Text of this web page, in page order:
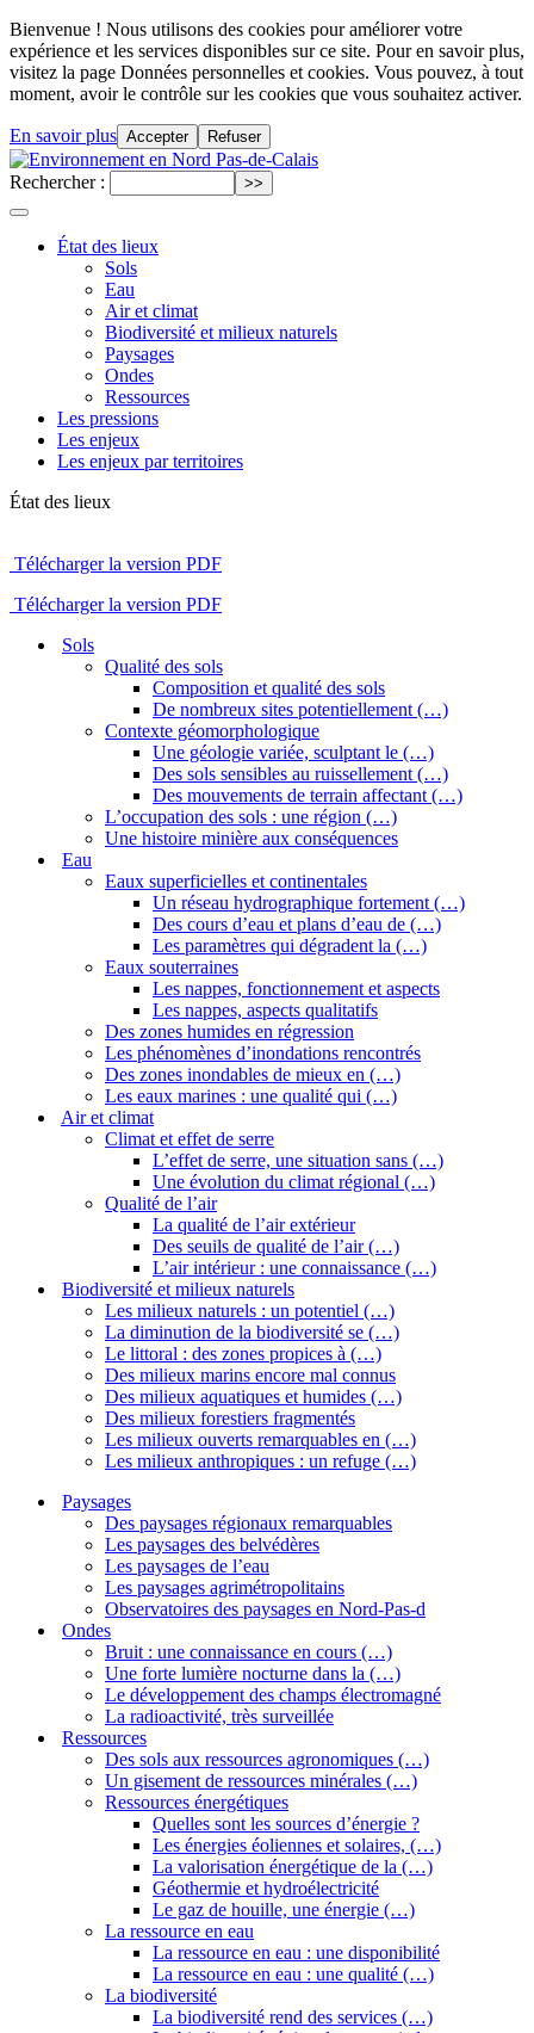
Bienvenue ! Nous utilisons des cookies pour améliorer votre
expérience et les services disponibles sur ce site. Pour en savoir plus,
visitez la page Données personnelles et cookies. Vous pouvez, à tout
moment, avoir le contrôle sur les cookies que vous souhaitez activer.
En savoir plus Accepter Refuser
Rechercher :
État des lieux
Sols
Eau
Air et climat
Biodiversité et milieux naturels
Paysages
Ondes
Ressources
Les pressions
Les enjeux
Les enjeux par territoires
État des lieux
Télécharger la version PDF
Télécharger la version PDF
Sols
Qualité des sols
Composition et qualité des sols
De nombreux sites potentiellement (…)
Contexte géomorphologique
Une géologie variée, sculptant le (…)
Des sols sensibles au ruissellement (…)
Des mouvements de terrain affectant (…)
L’occupation des sols : une région (…)
Une histoire minière aux conséquences
Eau
Eaux superficielles et continentales
Un réseau hydrographique fortement (…)
Des cours d’eau et plans d’eau de (…)
Les paramètres qui dégradent la (…)
Eaux souterraines
Les nappes, fonctionnement et aspects
Les nappes, aspects qualitatifs
Des zones humides en régression
Les phénomènes d’inondations rencontrés
Des zones inondables de mieux en (…)
Les eaux marines : une qualité qui (…)
Air et climat
Climat et effet de serre
L’effet de serre, une situation sans (…)
Une évolution du climat régional (…)
Qualité de l’air
La qualité de l’air extérieur
Des seuils de qualité de l’air (…)
L’air intérieur : une connaissance (…)
Biodiversité et milieux naturels
Les milieux naturels : un potentiel (…)
La diminution de la biodiversité se (…)
Le littoral : des zones propices à (…)
Des milieux marins encore mal connus
Des milieux aquatiques et humides (…)
Des milieux forestiers fragmentés
Les milieux ouverts remarquables en (…)
Les milieux anthropiques : un refuge (…)
Paysages
Des paysages régionaux remarquables
Les paysages des belvédères
Les paysages de l’eau
Les paysages agrimétropolitains
Observatoires des paysages en Nord-Pas-d
Ondes
Bruit : une connaissance en cours (…)
Une forte lumière nocturne dans la (…)
Le développement des champs électromagné
La radioactivité, très surveillée
Ressources
Des sols aux ressources agronomiques (…)
Un gisement de ressources minérales (…)
Ressources énergétiques
Quelles sont les sources d’énergie ?
Les énergies éoliennes et solaires, (…)
La valorisation énergétique de la (…)
Géothermie et hydroélectricité
Le gaz de houille, une énergie (…)
La ressource en eau
La ressource en eau : une disponibilité
La ressource en eau : une qualité (…)
La biodiversité
La biodiversité rend des services (…)